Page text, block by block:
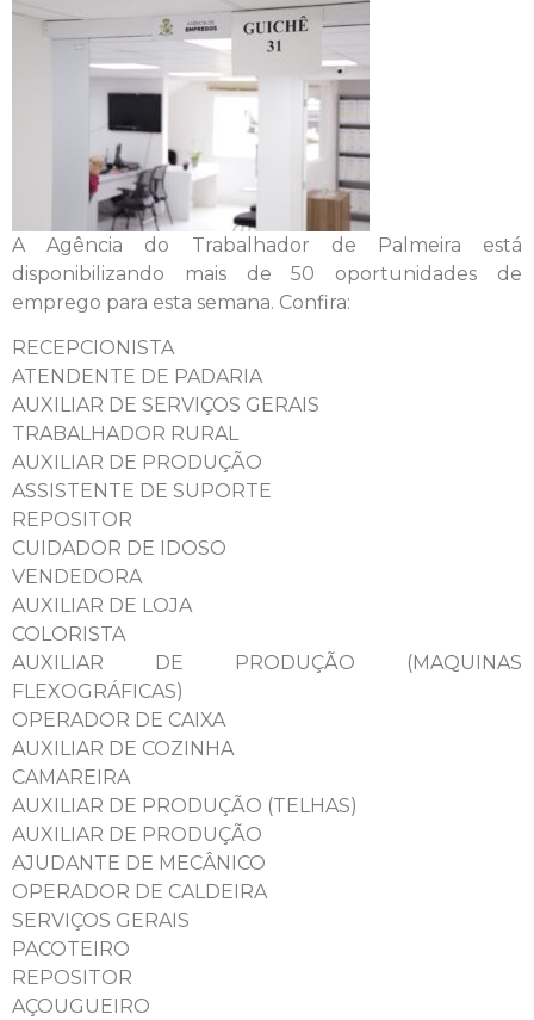
A Agência do Trabalhador de Palmeira está
disponibilizando mais de 50 oportunidades de
emprego para esta semana. Confira:
RECEPCIONISTA
ATENDENTE DE PADARIA
AUXILIAR DE SERVIÇOS GERAIS
TRABALHADOR RURAL
AUXILIAR DE PRODUÇÃO
ASSISTENTE DE SUPORTE
REPOSITOR
CUIDADOR DE IDOSO
VENDEDORA
AUXILIAR DE LOJA
COLORISTA
AUXILIAR DE PRODUÇÃO (MAQUINAS
FLEXOGRÁFICAS)
OPERADOR DE CAIXA
AUXILIAR DE COZINHA
CAMAREIRA
AUXILIAR DE PRODUÇÃO (TELHAS)
AUXILIAR DE PRODUÇÃO
AJUDANTE DE MECÂNICO
OPERADOR DE CALDEIRA
SERVIÇOS GERAIS
PACOTEIRO
REPOSITOR
AÇOUGUEIRO